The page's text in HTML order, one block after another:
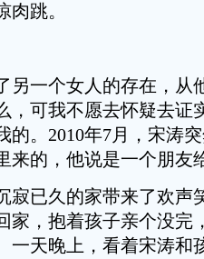
跳。
一个女人的存在，从
，可我不愿去怀疑去证
的。2010年7月，宋涛
来的，他说是一个朋友
已久的家带来了欢声
家，抱着孩子亲个没完
一天晚上，看着宋涛和